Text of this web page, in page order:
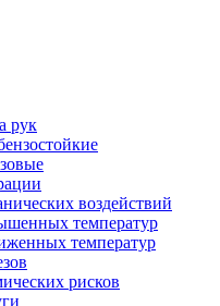
рук
воздействий
температур
температур
рисков